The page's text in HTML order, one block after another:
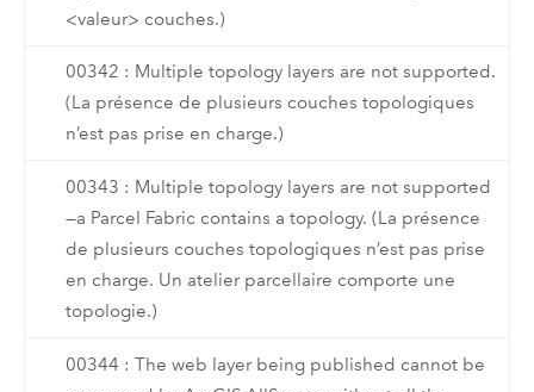
<valeur> couches.)
00342 : Multiple topology layers are not supported.
(La présence de plusieurs couches topologiques
n’est pas prise en charge.)
00343 : Multiple topology layers are not supported
—a Parcel Fabric contains a topology. (La présence
de plusieurs couches topologiques n’est pas prise
en charge. Un atelier parcellaire comporte une
topologie.)
00344 : The web layer being published cannot be